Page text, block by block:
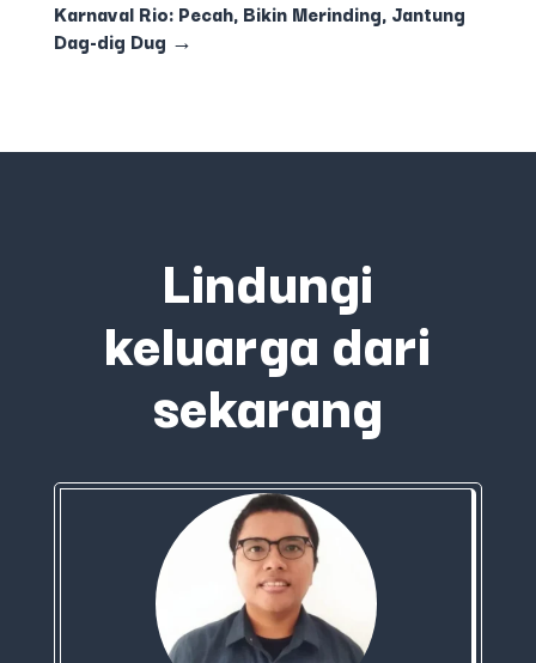
Karnaval Rio: Pecah, Bikin Merinding, Jantung
Dag-dig Dug →
Lindungi
keluarga dari
sekarang